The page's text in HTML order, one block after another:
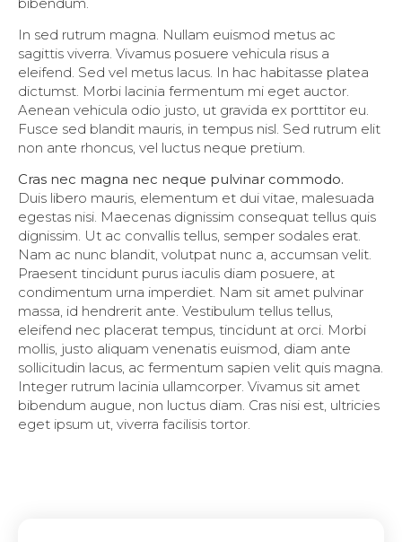
In sed rutrum magna. Nullam euismod metus ac
sagittis viverra. Vivamus posuere vehicula risus a
eleifend. Sed vel metus lacus. In hac habitasse platea
dictumst. Morbi lacinia fermentum mi eget auctor.
Aenean vehicula odio justo, ut gravida ex porttitor eu.
Fusce sed blandit mauris, in tempus nisl. Sed rutrum elit
non ante rhoncus, vel luctus neque pretium.
Cras nec magna nec neque pulvinar commodo.
Duis libero mauris, elementum et dui vitae, malesuada
egestas nisi. Maecenas dignissim consequat tellus quis
dignissim. Ut ac convallis tellus, semper sodales erat.
Nam ac nunc blandit, volutpat nunc a, accumsan velit.
Praesent tincidunt purus iaculis diam posuere, at
condimentum urna imperdiet. Nam sit amet pulvinar
massa, id hendrerit ante. Vestibulum tellus tellus,
eleifend nec placerat tempus, tincidunt at orci. Morbi
mollis, justo aliquam venenatis euismod, diam ante
sollicitudin lacus, ac fermentum sapien velit quis magna.
Integer rutrum lacinia ullamcorper. Vivamus sit amet
bibendum augue, non luctus diam. Cras nisi est, ultricies
eget ipsum ut, viverra facilisis tortor.